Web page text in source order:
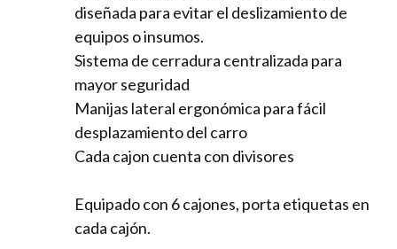
diseñada para evitar el deslizamiento de
equipos o insumos.
Sistema de cerradura centralizada para
mayor seguridad
Manijas lateral ergonómica para fácil
desplazamiento del carro
Cada cajon cuenta con divisores
Equipado con 6 cajones, porta etiquetas en
cada cajón.